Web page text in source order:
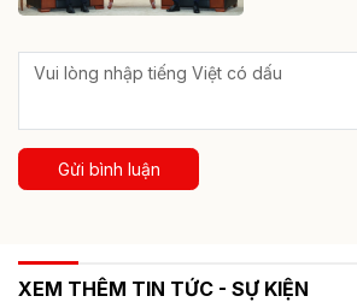
Gửi bình luận
XEM THÊM TIN TỨC - SỰ KIỆN